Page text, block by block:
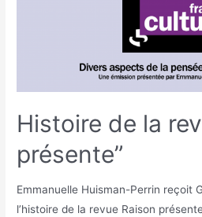
Histoire de la
présente”
Emmanuelle Huisman-Perrin reçoit
l’histoire de la revue Raison